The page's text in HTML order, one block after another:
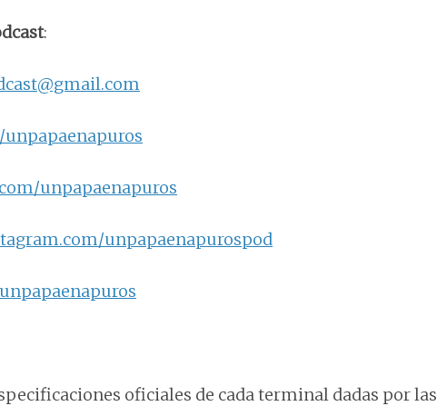
:
unpapaenapuros
unpapaenapurospod
oficiales de cada terminal dadas por las